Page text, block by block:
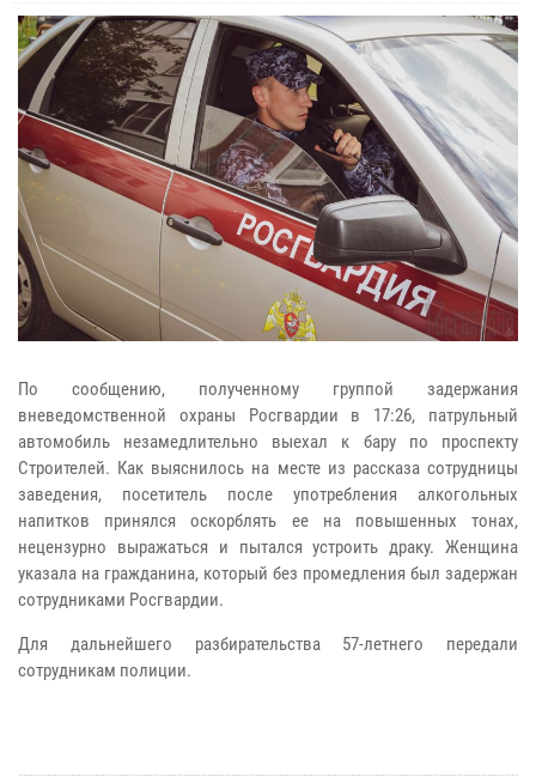
По сообщению, полученному группой задержания
вневедомственной охраны Росгвардии в 17:26, патрульный
автомобиль незамедлительно выехал к бару по проспекту
Строителей. Как выяснилось на месте из рассказа сотрудницы
заведения, посетитель после употребления алкогольных
напитков принялся оскорблять ее на повышенных тонах,
нецензурно выражаться и пытался устроить драку. Женщина
указала на гражданина, который без промедления был задержан
сотрудниками Росгвардии.
Для дальнейшего разбирательства 57-летнего передали
сотрудникам полиции.